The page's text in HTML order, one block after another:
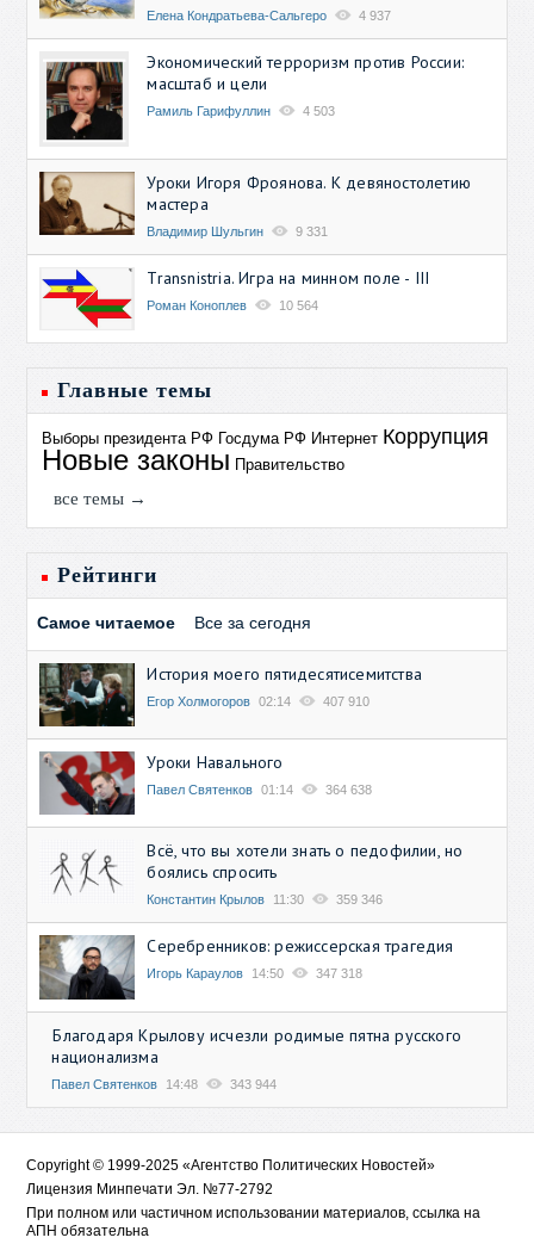
Елена Кондратьева-Сальгеро 4 937
Экономический терроризм против России:
масштаб и цели
Рамиль Гарифуллин 4 503
Уроки Игоря Фроянова. К девяностолетию
мастера
Владимир Шульгин 9 331
Transnistria. Игра на минном поле - III
Роман Коноплев 10 564
Главные темы
Выборы президента РФ Госдума РФ Интернет Коррупция
Новые законы Правительство
все темы →
Рейтинги
Самое читаемое Все за сегодня
История моего пятидесятисемитства
Егор Холмогоров 02:14 407 910
Уроки Навального
Павел Святенков 01:14 364 638
Всё, что вы хотели знать о педофилии, но
боялись спросить
Константин Крылов 11:30 359 346
Серебренников: режиссерская трагедия
Игорь Караулов 14:50 347 318
Благодаря Крылову исчезли родимые пятна русского
национализма
Павел Святенков 14:48 343 944
Copyright © 1999-2025 «Агентство Политических Новостей»
Лицензия Минпечати Эл. №77-2792
При полном или частичном использовании материалов, ссылка на
АПН обязательна